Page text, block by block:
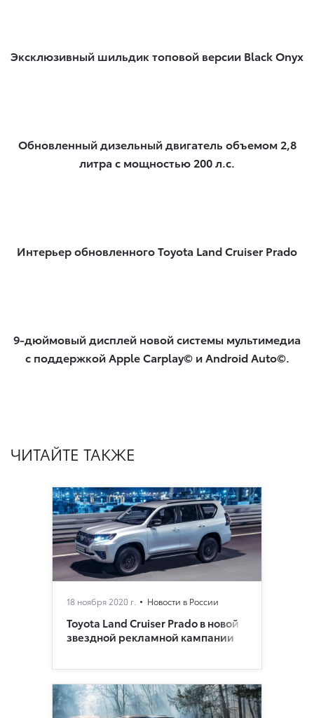
Эксклюзивный шильдик топовой версии Black Onyx
Обновленный дизельный двигатель объемом 2,8
литра с мощностью 200 л.с.
Интерьер обновленного Toyota Land Cruiser Prado
9-дюймовый дисплей новой системы мультимедиа
с поддержкой Apple Carplay© и Android Auto©.
ЧИТАЙТЕ ТАКЖЕ
18 ноября 2020 г. Новости в России
Toyota Land Cruiser Prado в новой
звездной рекламной кампании